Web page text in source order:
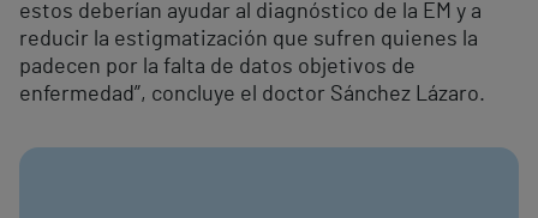
estos deberían ayudar al diagnóstico de la EM y a
reducir la estigmatización que sufren quienes la
padecen por la falta de datos objetivos de
enfermedad”, concluye el doctor Sánchez Lázaro.